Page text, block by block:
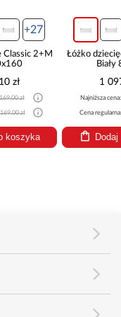
+27
Classic 2+M
zł
zł
zł
koszyka
Łóżko
1
Najniższa
Cena